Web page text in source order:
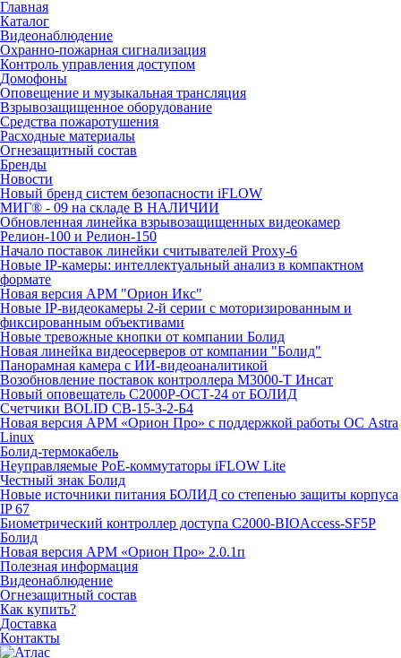
Главная
Каталог
Видеонаблюдение
Охранно-пожарная сигнализация
Контроль управления доступом
Домофоны
Оповещение и музыкальная трансляция
Взрывозащищенное оборудование
Средства пожаротушения
Расходные материалы
Огнезащитный состав
Бренды
Новости
Новый бренд систем безопасности iFLOW
МИГ® - 09 на складе В НАЛИЧИИ
Обновленная линейка взрывозащищенных видеокамер
Релион-100 и Релион-150
Начало поставок линейки считывателей Proxy-6
Новые IP-камеры: интеллектуальный анализ в компактном
формате
Новая версия АРМ "Орион Икс"
Новые IP-видеокамеры 2-й серии с моторизированным и
фиксированным объективами
Новые тревожные кнопки от компании Болид
Новая линейка видеосерверов от компании "Болид"
Панорамная камера с ИИ-видеоаналитикой
Возобновление поставок контроллера М3000-Т Инсат
Новый оповещатель С2000Р-ОСТ-24 от БОЛИД
Счетчики BOLID СВ-15-3-2-Б4
Новая версия АРМ «Орион Про» с поддержкой работы ОС Astra
Linux
Болид-термокабель
Неуправляемые PoE-коммутаторы iFLOW Lite
Честный знак Болид
Новые источники питания БОЛИД со степенью защиты корпуса
IP 67
Биометрический контроллер доступа С2000-BIOAccess-SF5P
Болид
Новая версия АРМ «Орион Про» 2.0.1п
Полезная информация
Видеонаблюдение
Огнезащитный состав
Как купить?
Доставка
Контакты